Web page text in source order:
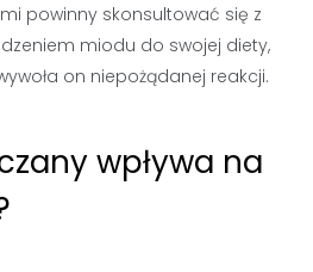
powinny skonsultować się z
miodu do swojej diety,
on niepożądanej reakcji.
wpływa na